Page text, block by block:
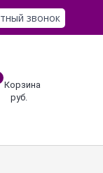
звонок
Корзина
руб.